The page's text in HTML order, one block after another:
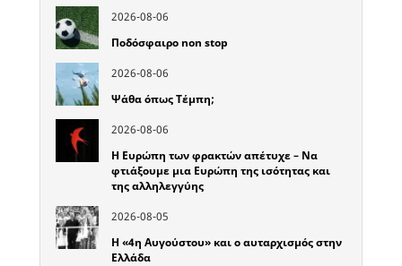
2026-08-06
Ποδόσφαιρο non stop
2026-08-06
Ψάθα όπως Τέμπη;
2026-08-06
Η Ευρώπη των φρακτών απέτυχε – Να
φτιάξουμε μια Ευρώπη της ισότητας και
της αλληλεγγύης
2026-08-05
Η «4η Αυγούστου» και ο αυταρχισμός στην
Ελλάδα